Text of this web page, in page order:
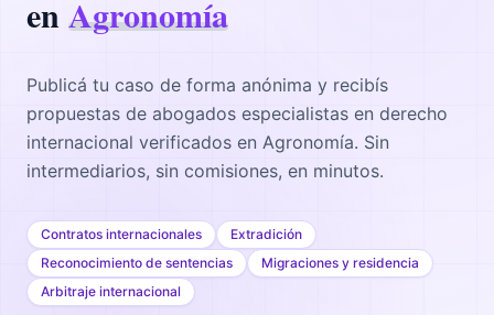
enAgronomía
Publicá tu caso de forma anónima y recibís
propuestas de abogados especialistas en derecho
internacional verificados en Agronomía. Sin
intermediarios, sin comisiones, en minutos.
Contratos internacionales
Extradición
Reconocimiento de sentencias
Migraciones y residencia
Arbitraje internacional